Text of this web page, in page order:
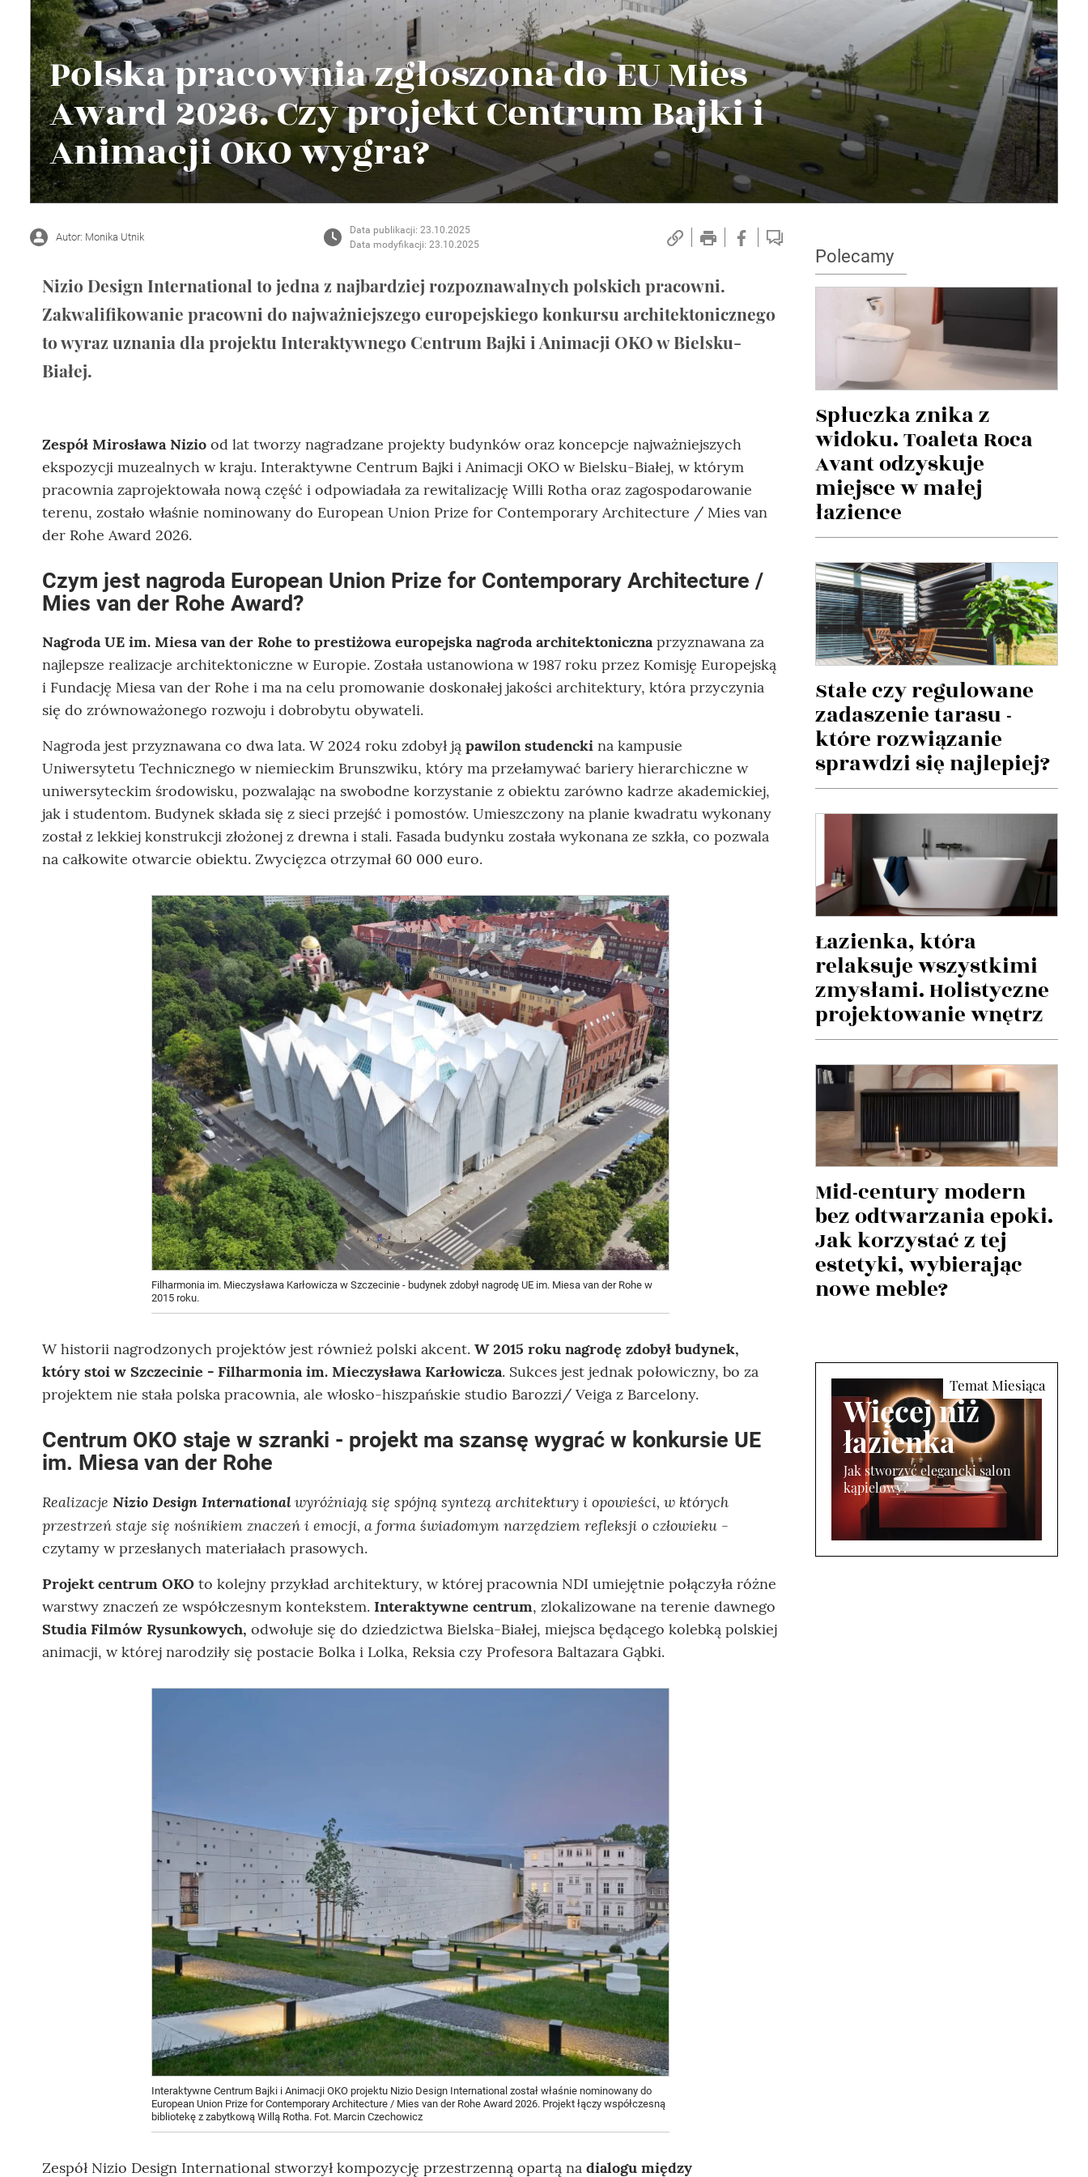
Wellnes
DIY
Polska pracownia zgłoszona do EU Mies
Award 2026. Czy projekt Centrum Bajki i
Animacji OKO wygra?
Autor: Monika Utnik
Data publikacji: 23.10.2025
Data modyfikacji: 23.10.2025
Nizio Design International to jedna z najbardziej rozpoznawalnych polskich pracowni.
Zakwalifikowanie pracowni do najważniejszego europejskiego konkursu architektonicznego
to wyraz uznania dla projektu Interaktywnego Centrum Bajki i Animacji OKO w Bielsku-
Białej.
Zespół Mirosława Nizio od lat tworzy nagradzane projekty budynków oraz koncepcje najważniejszych
ekspozycji muzealnych w kraju. Interaktywne Centrum Bajki i Animacji OKO w Bielsku-Białej, w którym
pracownia zaprojektowała nową część i odpowiadała za rewitalizację Willi Rotha oraz zagospodarowanie
terenu, zostało właśnie nominowany do European Union Prize for Contemporary Architecture / Mies van
der Rohe Award 2026.
Czym jest nagroda European Union Prize for Contemporary Architecture /
Mies van der Rohe Award?
Nagroda UE im. Miesa van der Rohe to prestiżowa europejska nagroda architektonicznaprzyznawana za
najlepsze realizacje architektoniczne w Europie. Została ustanowiona w 1987 roku przez Komisję Europejską
i Fundację Miesa van der Rohe i ma na celu promowanie doskonałej jakości architektury, która przyczynia
się do zrównoważonego rozwoju i dobrobytu obywateli.
Nagroda jest przyznawana co dwa lata. W 2024 roku zdobył ją pawilon studencki na kampusie
Uniwersytetu Technicznego w niemieckim Brunszwiku, który ma przełamywać bariery hierarchiczne w
uniwersyteckim środowisku, pozwalając na swobodne korzystanie z obiektu zarówno kadrze akademickiej,
jak i studentom. Budynek składa się z sieci przejść i pomostów. Umieszczony na planie kwadratu wykonany
został z lekkiej konstrukcji złożonej z drewna i stali. Fasada budynku została wykonana ze szkła, co pozwala
na całkowite otwarcie obiektu. Zwycięzca otrzymał 60 000 euro.
Filharmonia im. Mieczysława Karłowicza w Szczecinie - budynek zdobył nagrodę UE im. Miesa van der Rohe w
2015 roku.
W historii nagrodzonych projektów jest również polski akcent. W 2015 roku nagrodę zdobył budynek,
który stoi w Szczecinie - Filharmonia im. Mieczysława Karłowicza. Sukces jest jednak połowiczny, bo za
projektem nie stała polska pracownia, ale włosko-hiszpańskie studio Barozzi/ Veiga z Barcelony.
Centrum OKO staje w szranki - projekt ma szansę wygrać w konkursie UE
im. Miesa van der Rohe
Realizacje Nizio Design International wyróżniają się spójną syntezą architektury i opowieści, w których
przestrzeń staje się nośnikiem znaczeń i emocji, a forma świadomym narzędziem refleksji o człowieku -
czytamy w przesłanych materiałach prasowych.
Projekt centrum OKO to kolejny przykład architektury, w której pracownia NDI umiejętnie połączyła różne
warstwy znaczeń ze współczesnym kontekstem. Interaktywne centrum, zlokalizowane na terenie dawnego
Studia Filmów Rysunkowych, odwołuje się do dziedzictwa Bielska-Białej, miejsca będącego kolebką polskiej
animacji, w której narodziły się postacie Bolka i Lolka, Reksia czy Profesora Baltazara Gąbki.
Interaktywne Centrum Bajki i Animacji OKO projektu Nizio Design International został właśnie nominowany do
European Union Prize for Contemporary Architecture / Mies van der Rohe Award 2026. Projekt łączy współczesną
bibliotekę z zabytkową Willą Rotha. Fot. Marcin Czechowicz
Zespół Nizio Design International stworzył kompozycję przestrzenną opartą na dialogu między
Polecamy
Spłuczka znika z
widoku. Toaleta Roca
Avant odzyskuje
miejsce w małej
łazience
Stałe czy regulowane
zadaszenie tarasu -
które rozwiązanie
sprawdzi się najlepiej?
Łazienka, która
relaksuje wszystkimi
zmysłami. Holistyczne
projektowanie wnętrz
Mid-century modern
bez odtwarzania epoki.
Jak korzystać z tej
estetyki, wybierając
nowe meble?
Więcej niż
łazienka
Jak stworzyć elegancki salon
kąpielowy?